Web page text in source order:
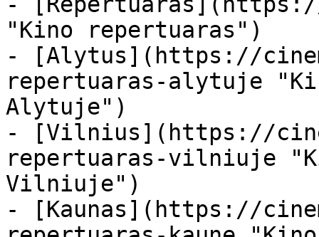
"Kino repertuaras")
- [Alytus](https://
repertuaras-alytuje
Alytuje")
- [Vilnius](https://
repertuaras-vilniuje
Vilniuje")
- [Kaunas](https://